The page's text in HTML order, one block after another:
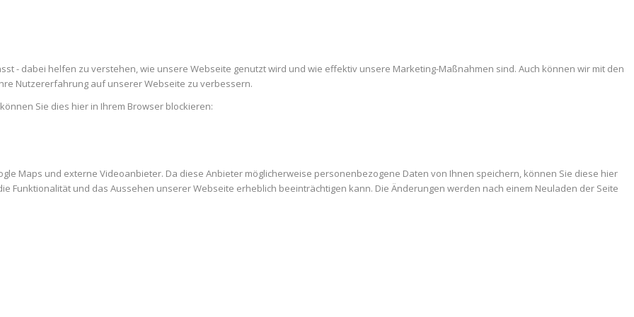
- dabei helfen zu verstehen, wie unsere Webseite genutzt wird und wie effektiv unsere Marketing-Maßnahmen sind. Auch können wir mit den
Nutzererfahrung auf unserer Webseite zu verbessern.
Sie dies hier in Ihrem Browser blockieren:
Maps und externe Videoanbieter. Da diese Anbieter möglicherweise personenbezogene Daten von Ihnen speichern, können Sie diese hier
Funktionalität und das Aussehen unserer Webseite erheblich beeinträchtigen kann. Die Änderungen werden nach einem Neuladen der Seite